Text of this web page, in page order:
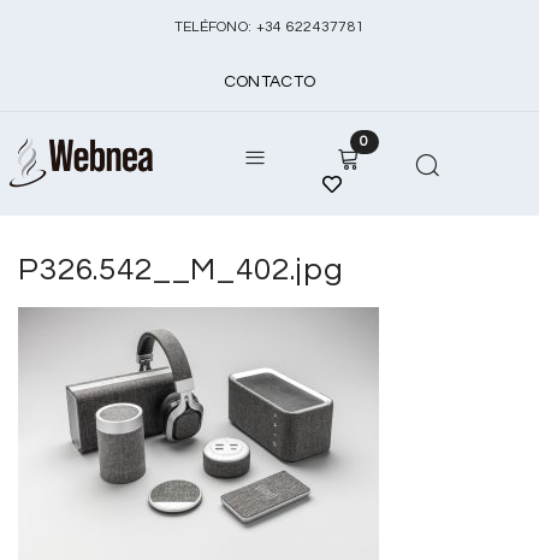
TELÉFONO: +34 622437781
CONTACTO
0
P326.542__M_402.jpg